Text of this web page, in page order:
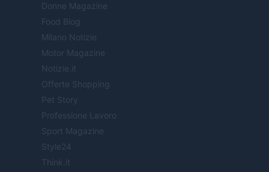
Donne Magazine
Food Blog
Milano Notizie
Motor Magazine
Notizie.it
Offerte Shopping
Pet Story
Professione Lavoro
Sport Magazine
Style24
Think.it